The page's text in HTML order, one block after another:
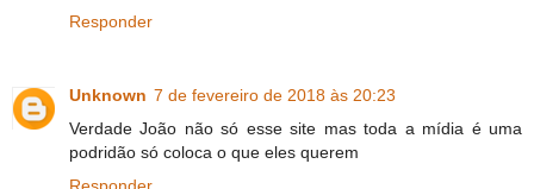
Responder
Unknown 7 de fevereiro de 2018 às 20:23
Verdade João não só esse site mas toda a mídia é uma
podridão só coloca o que eles querem
Responder